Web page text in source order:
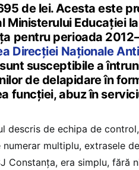
de lei. Acesta este
Ministerului Educației
pentru perioada
Direcției Naționale
susceptibile a
de delapidare în
funcției, abuz în
descris de echipa de
numerar multiplu, extrasele
Constanța, era simplu, fără